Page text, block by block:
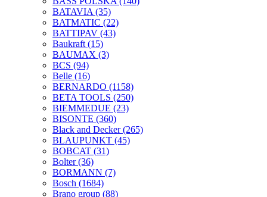
BATAVIA (35)
BATMATIC (22)
BATTIPAV (43)
Baukraft (15)
BAUMAX (3)
BCS (94)
Belle (16)
BERNARDO (1158)
BETA TOOLS (250)
BIEMMEDUE (23)
BISONTE (360)
Black and Decker(265)
BLAUPUNKT (45)
BOBCAT (31)
Bolter(36)
BORMANN (7)
Bosch (1684)
Brano group (88)